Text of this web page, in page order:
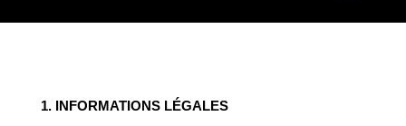
1. INFORMATIONS LÉGALES